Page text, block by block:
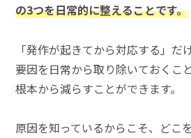
の3つを日常的に整えることです。
「発作が起きてから対応する」だ
要因を日常から取り除いておくこ
根本から減らすことができます。
原因を知っているからこそ、どこ